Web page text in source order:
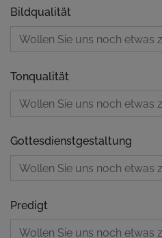
Bildqualität
Tonqualität
Gottesdienstgestaltung
Predigt